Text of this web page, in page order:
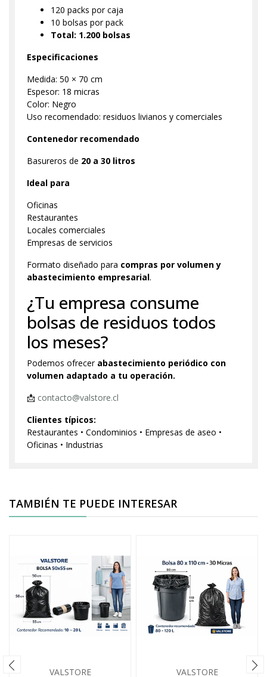
120 packs por caja
10 bolsas por pack
Total: 1.200 bolsas
Especificaciones
Medida: 50 × 70 cm
Espesor: 18 micras
Color: Negro
Uso recomendado: residuos livianos y comerciales
Contenedor recomendado
Basureros de 20 a 30 litros
Ideal para
Oficinas
Restaurantes
Locales comerciales
Empresas de servicios
Formato diseñado para compras por volumen y
abastecimiento empresarial.
¿Tu empresa consume
bolsas de residuos todos
los meses?
Podemos ofrecer abastecimiento periódico con
volumen adaptado a tu operación.
📩 contacto@valstore.cl
Clientes típicos:
Restaurantes • Condominios • Empresas de aseo •
Oficinas • Industrias
TAMBIÉN TE PUEDE INTERESAR
VALSTORE VALSTORE